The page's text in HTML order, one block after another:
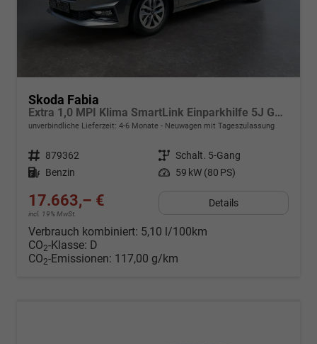
Skoda Fabia
Extra 1,0 MPI Klima SmartLink Einparkhilfe 5J Garantie LED Scheinwerfer Bluetooth
unverbindliche Lieferzeit: 4-6 Monate Neuwagen mit Tageszulassung
Fahrzeugnr. 879362 Getriebe Schalt. 5-Gang
Kraftstoff Benzin Leistung 59 kW (80 PS)
17.663,– €
incl. 19% MwSt.
Details
Verbrauch kombiniert: 5,10 l/100km
CO2-Klasse: D
CO2-Emissionen: 117,00 g/km